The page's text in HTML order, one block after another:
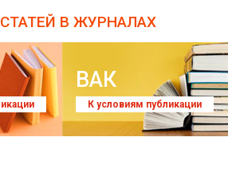
В ЖУРНАЛАХ
ВАК
К условиям публикации